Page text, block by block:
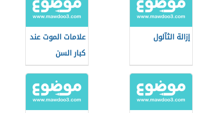
إزالة الثآلول
علامات الموت عند
كبار السن